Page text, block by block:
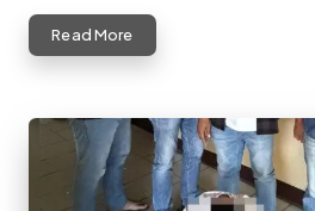
Read More